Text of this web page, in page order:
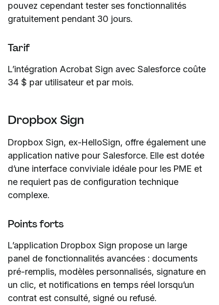
pouvez cependant tester ses fonctionnalités
gratuitement pendant 30 jours.
Tarif
L’intégration Acrobat Sign avec Salesforce coûte
34 $ par utilisateur et par mois.
Dropbox Sign
Dropbox Sign, ex-HelloSign, offre également une
application native pour Salesforce. Elle est dotée
d’une interface conviviale idéale pour les PME et
ne requiert pas de configuration technique
complexe.
Points forts
L’application Dropbox Sign propose un large
panel de fonctionnalités avancées : documents
pré-remplis, modèles personnalisés, signature en
un clic, et notifications en temps réel lorsqu’un
contrat est consulté, signé ou refusé.